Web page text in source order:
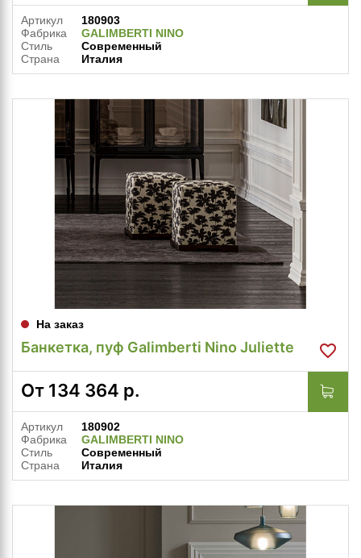
Артикул
180903
Фабрика
GALIMBERTI NINO
Стиль
Современный
Страна
Италия
На заказ
Банкетка, пуф Galimberti Nino Juliette
От 134 364 р.
Артикул
180902
Фабрика
GALIMBERTI NINO
Стиль
Современный
Страна
Италия